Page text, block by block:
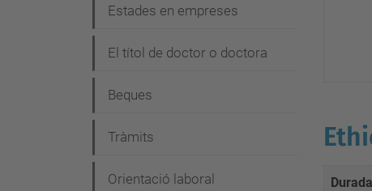
Durada
Estades en empreses
El títol de doctor o doctora
Beques
Tràmits
Orientació laboral